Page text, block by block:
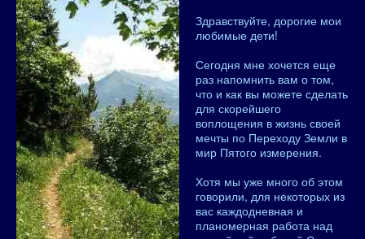
Здравствуйте, дорогие мои
любимые дети!
Сегодня мне хочется еще
раз напомнить вам о том,
что и как вы можете сделать
для скорейшего
воплощения в жизнь своей
мечты по Переходу Земли в
мир Пятого измерения.
Хотя мы уже много об этом
говорили, для некоторых из
вас каждодневная и
планомерная работа над